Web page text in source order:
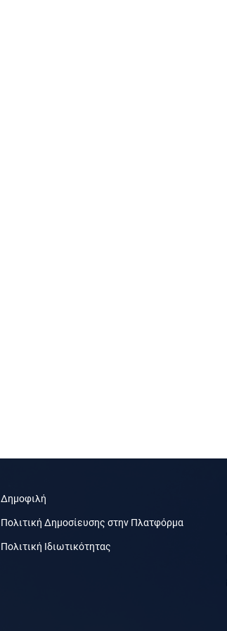
Δημοφιλή
Πολιτική Δημοσίευσης στην Πλατφόρμα
Πολιτική Ιδιωτικότητας